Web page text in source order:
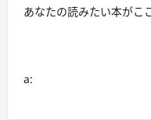
あなたの読みたい本がこ
a: